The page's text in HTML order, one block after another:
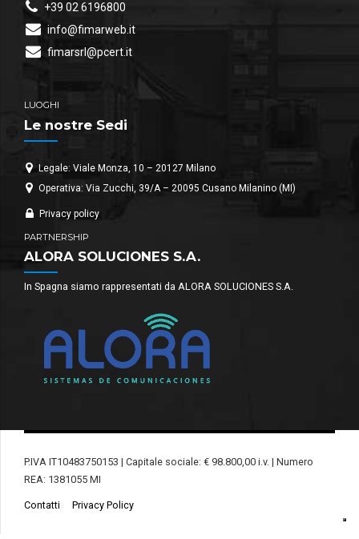
+39 02 6196800
info@fimarweb.it
fimarsrl@pcert.it
LUOGHI
Le nostre Sedi
Legale: Viale Monza, 10 – 20127 Milano
Operativa: Via Zucchi, 39/A – 20095 Cusano Milanino (MI)
Privacy policy
PARTNERSHIP
ALORA SOLUCIONES S.A.
In Spagna siamo rappresentati da ALORA SOLUCIONES S.A.
P.IVA IT10483750153 | Capitale sociale: € 98.800,00 i.v. | Numero
REA: 1381055 MI
Contatti Privacy Policy